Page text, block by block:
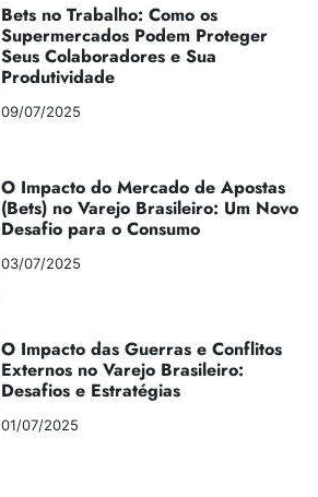
Bets no Trabalho: Como os
Supermercados Podem Proteger
Seus Colaboradores e Sua
Produtividade
09/07/2025
O Impacto do Mercado de Apostas
(Bets) no Varejo Brasileiro: Um Novo
Desafio para o Consumo
03/07/2025
O Impacto das Guerras e Conflitos
Externos no Varejo Brasileiro:
Desafios e Estratégias
01/07/2025